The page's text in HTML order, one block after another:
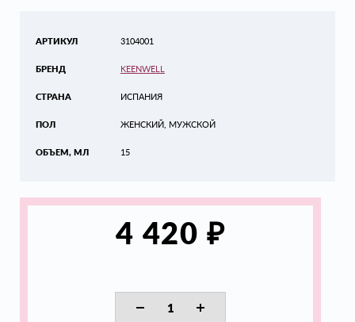
АРТИКУЛ
БРЕНД
СТРАНА
ПОЛ
ОБЪЕМ, МЛ
3104001
KEENWELL
ИСПАНИЯ
ЖЕНСКИЙ, МУЖСКОЙ
15
4 420 ₽